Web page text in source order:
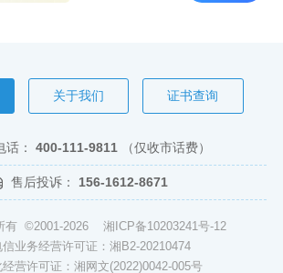
关于我们 证书查询
话： 400-111-9811 （仅收市话费）
售后投诉： 156-1612-8671
有 ©2001-2026 湘ICP备10203241号-12
业务经营许可证：湘B2-20210474
经营许可证：湘网文(2022)0042-005号